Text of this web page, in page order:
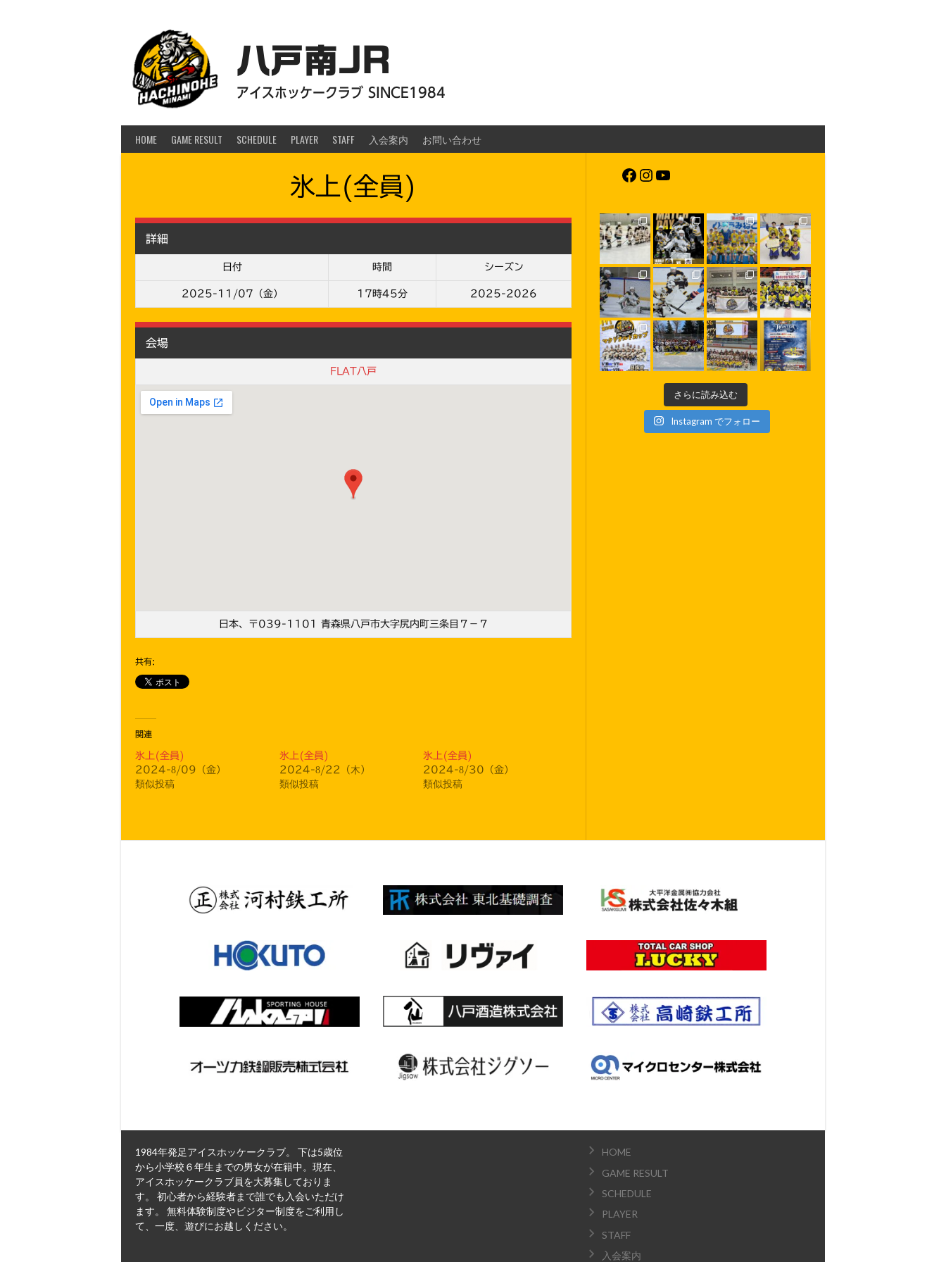
八戸南JR
アイスホッケークラブ SINCE1984
HOME GAME RESULT SCHEDULE PLAYER STAFF 入会案内 お問い合わせ
氷上(全員)
詳細
日付 時間 シーズン
2025-11/07（金） 17時45分 2025-2026
会場
FLAT八戸
日本、〒039-1101 青森県八戸市大字尻内町三条目７−７
共有:
関連
氷上(全員)
2024-8/09（金）
類似投稿
氷上(全員)
2024-8/22（木）
類似投稿
氷上(全員)
2024-8/30（金）
類似投稿
Facebook
Instagram
YouTube
さらに読み込む
Instagram でフォロー
1984年発足アイスホッケークラブ。 下は5歳位
から小学校６年生までの男女が在籍中。現在、
アイスホッケークラブ員を大募集しておりま
す。 初心者から経験者まで誰でも入会いただけ
ます。 無料体験制度やビジター制度をご利用し
て、一度、遊びにお越しください。
HOME
GAME RESULT
SCHEDULE
PLAYER
STAFF
入会案内